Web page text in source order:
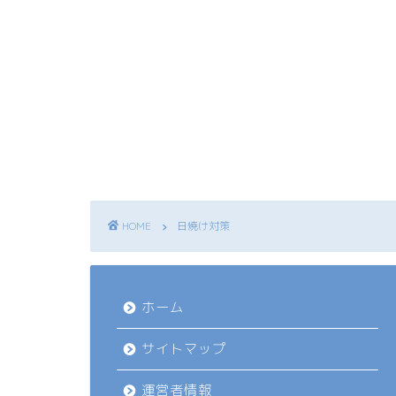
HOME 日焼け対策
ホーム
サイトマップ
運営者情報